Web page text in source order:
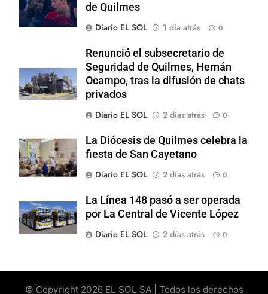
de Quilmes
Diario EL SOL
1 día atrás 0
Renunció el subsecretario de
Seguridad de Quilmes, Hernán
Ocampo, tras la difusión de chats
privados
Diario EL SOL
2 días atrás 0
La Diócesis de Quilmes celebra la
fiesta de San Cayetano
Diario EL SOL
2 días atrás 0
La Línea 148 pasó a ser operada
por La Central de Vicente López
Diario EL SOL
2 días atrás 0
© Copyright 2026 EL SOL SA | Todos los derechos